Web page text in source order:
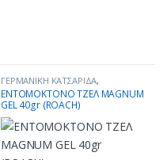
ΓΕΡΜΑΝΙΚΗ ΚΑΤΣΑΡΙΔΑ,
ΕΝΤΟΜΟΚΤΟΝΑ ΣΕ ΜΟΡΦΗ ΤΖΕΛ
ΚΑΤΑΠΟΛΕΜΗΣΗ ΕΝΤΟΜΩΝ,
ΚΑΤΣΑΡΙΔΕΣ
ΕΝΤΟΜΟΚΤΟΝΟ ΤΖΕΛ MAGNUM
GEL 40gr (ROACH)